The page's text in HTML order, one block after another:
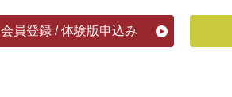
会員登録 / 体験版申込み